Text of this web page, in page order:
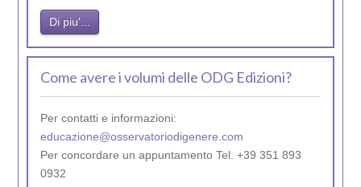
Di piu'...
Come avere i volumi delle ODG Edizioni?
Per contatti e informazioni:
educazione@osservatoriodigenere.com
Per concordare un appuntamento Tel. +39 351 893
0932